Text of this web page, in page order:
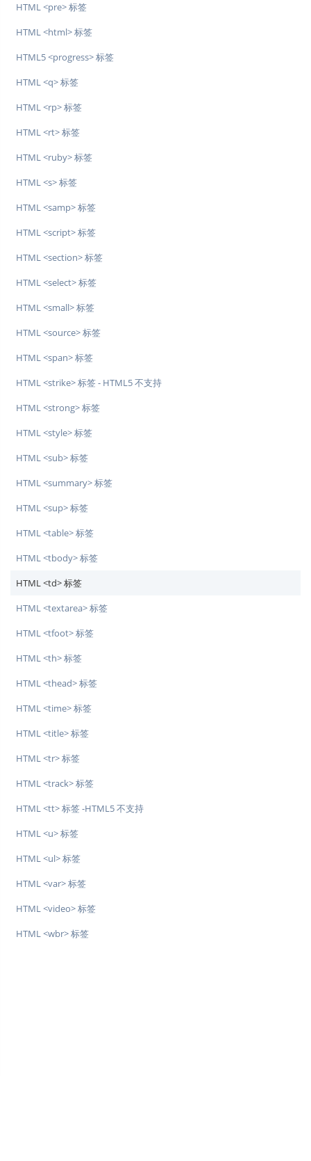
HTML <pre> 标签
HTML <html> 标签
HTML5 <progress> 标签
HTML <q> 标签
HTML <rp> 标签
HTML <rt> 标签
HTML <ruby> 标签
HTML <s> 标签
HTML <samp> 标签
HTML <script> 标签
HTML <section> 标签
HTML <select> 标签
HTML <small> 标签
HTML <source> 标签
HTML <span> 标签
HTML <strike> 标签 - HTML5 不支持
HTML <strong> 标签
HTML <style> 标签
HTML <sub> 标签
HTML <summary> 标签
HTML <sup> 标签
HTML <table> 标签
HTML <tbody> 标签
HTML <td> 标签
HTML <textarea> 标签
HTML <tfoot> 标签
HTML <th> 标签
HTML <thead> 标签
HTML <time> 标签
HTML <title> 标签
HTML <tr> 标签
HTML <track> 标签
HTML <tt> 标签 -HTML5 不支持
HTML <u> 标签
HTML <ul> 标签
HTML <var> 标签
HTML <video> 标签
HTML <wbr> 标签